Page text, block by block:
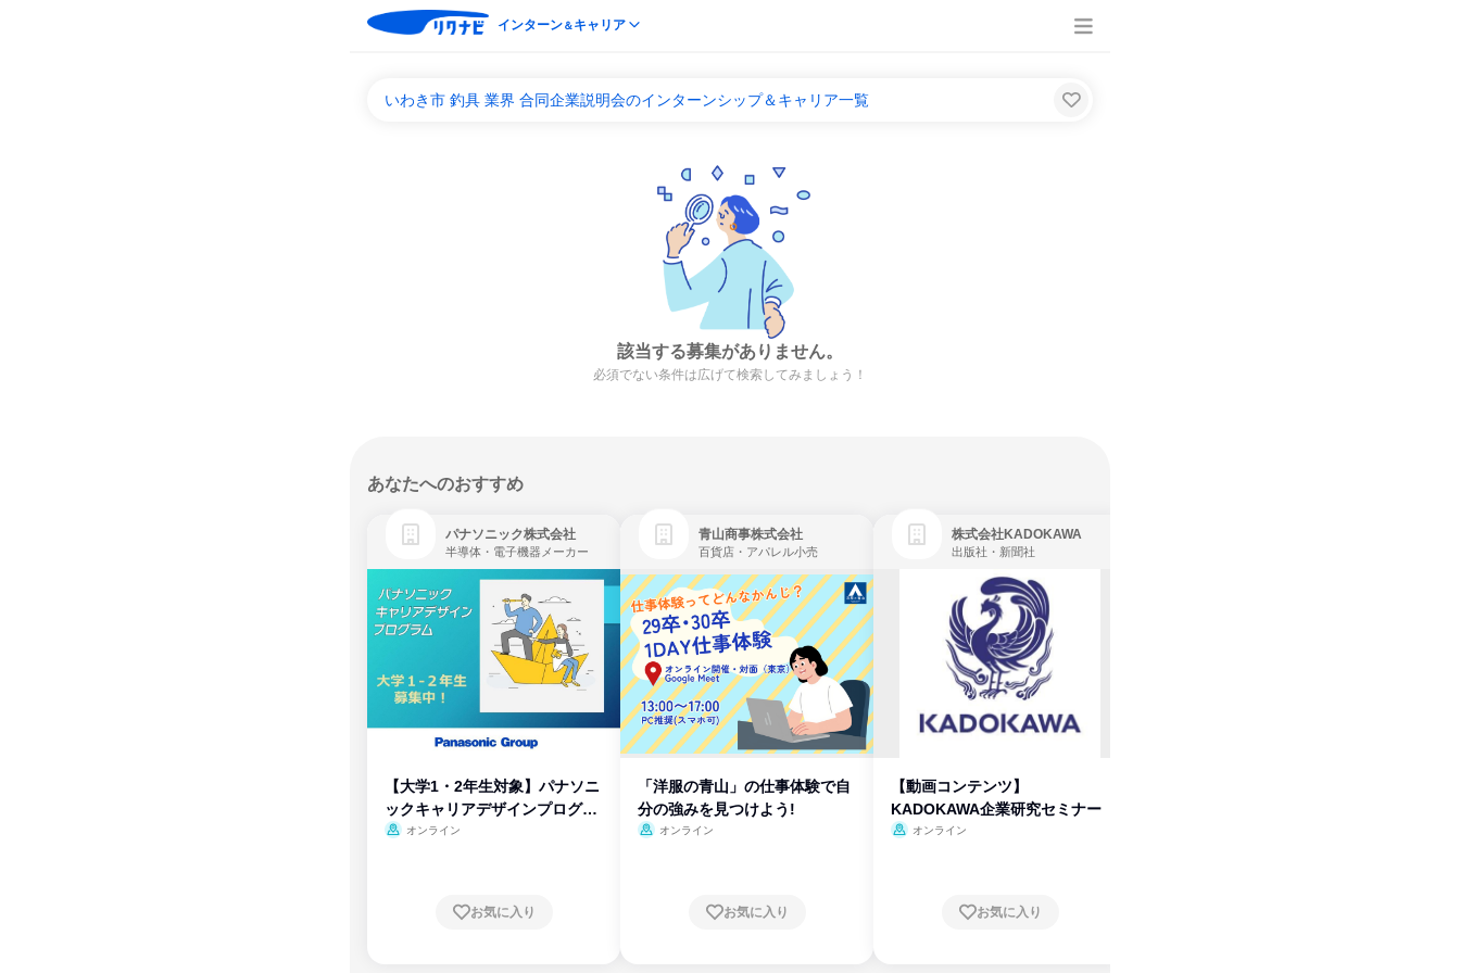
インターン＆キャリア
いわき市 釣具 業界 合同企業説明会のインターンシップ＆キャリア一覧
該当する募集がありません。
必須でない条件は広げて検索してみましょう！
あなたへのおすすめ
パナソニック株式会社
半導体・電子機器メーカー
【大学1・2年生対象】パナソニ
ックキャリアデザインプログラ
ム
オンライン
お気に入り
青山商事株式会社
百貨店・アパレル小売
「洋服の青山」の仕事体験で自
分の強みを見つけよう!
オンライン
お気に入り
株式会社KADOKAWA
出版社・新聞社
【動画コンテンツ】
KADOKAWA企業研究セミナー
オンライン
お気に入り